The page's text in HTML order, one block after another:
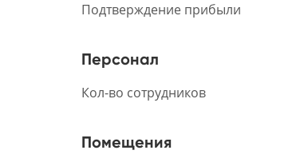
Подтверждение прибыли
Персонал
Кол-во сотрудников
Помещения